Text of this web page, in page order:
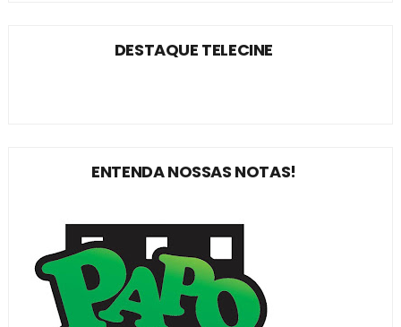
DESTAQUE TELECINE
ENTENDA NOSSAS NOTAS!